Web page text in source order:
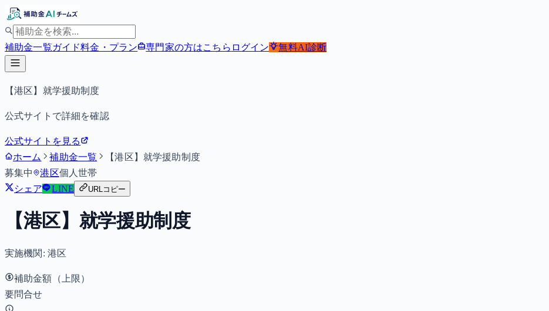
補助金一覧ガイド料金・プラン 専門家の方はこちら ログイン 無料AI診断
【港区】就学援助制度
公式サイトで詳細を確認
公式サイトを見る
ホーム
補助金一覧
【港区】就学援助制度
募集中
港区個人世帯
シェア
LINE URLコピー
【港区】就学援助制度
実施機関: 港区
補助金額（上限）
要問合せ